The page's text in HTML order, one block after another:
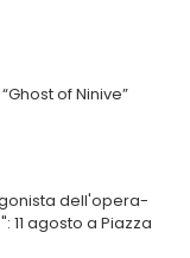
of Ninive”
dell'opera-
11 agosto a Piazza